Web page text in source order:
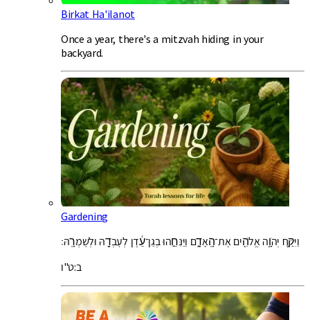
Birkat Ha'ilanot
Once a year, there's a mitzvah hiding in your
backyard.
Gardening
וַיִּקַּ֛ח יְהֹוָ֥ה אֱלֹהִ֖ים אֶת־הָֽאָדָ֑ם וַיַּנִּחֵ֣הוּ בְגַן־עֵ֔דֶן לְעׇבְדָ֖הּ וּלְשׇׁמְרָֽהּ׃
ב:ט"ו